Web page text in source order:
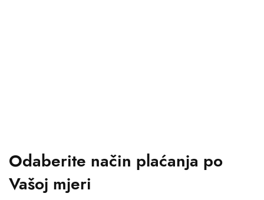
Odaberite način plaćanja po
Vašoj mjeri